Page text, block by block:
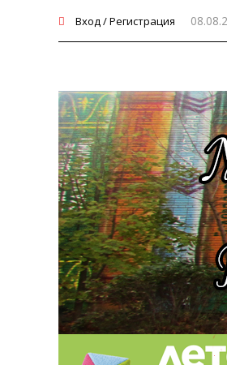
Вход / Регистрация